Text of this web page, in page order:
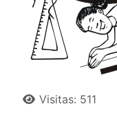
Detalles
Visitas: 511